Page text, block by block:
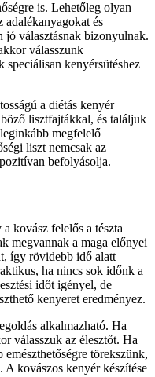
is. Lehetőleg olyan
adalékanyagokat és
jó választásnak bizonyulnak.
válasszunk
speciálisan kenyérsütéshez
a diétás kenyér
lisztfajtákkal, és találjuk
megfelelő
liszt nemcsak az
befolyásolja.
kovász felelős a tészta
megvannak a maga előnyei
így rövidebb idő alatt
ha nincs sok időnk a
időt igényel, de
kenyeret eredményez.
alkalmazható. Ha
válasszuk az élesztőt. Ha
törekszünk,
A kovászos kenyér készítése